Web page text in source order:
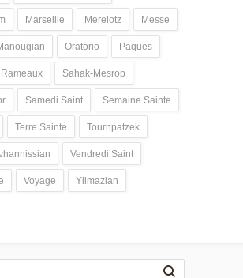
Marseille Merelotz Messe
Oratorio Paques
Rameaux Sahak-Mesrop
Samedi Saint Semaine Sainte
Terre Sainte Tournpatzek
Vendredi Saint
Voyage Yilmazian